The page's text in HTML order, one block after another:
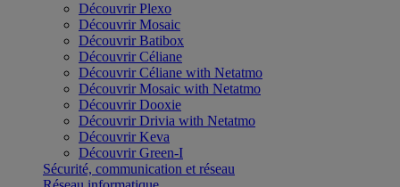
Découvrir Plexo
Découvrir Mosaic
Découvrir Batibox
Découvrir Céliane
Découvrir Céliane with Netatmo
Découvrir Mosaic with Netatmo
Découvrir Dooxie
Découvrir Drivia with Netatmo
Découvrir Keva
Découvrir Green-I
Sécurité, communication et réseau